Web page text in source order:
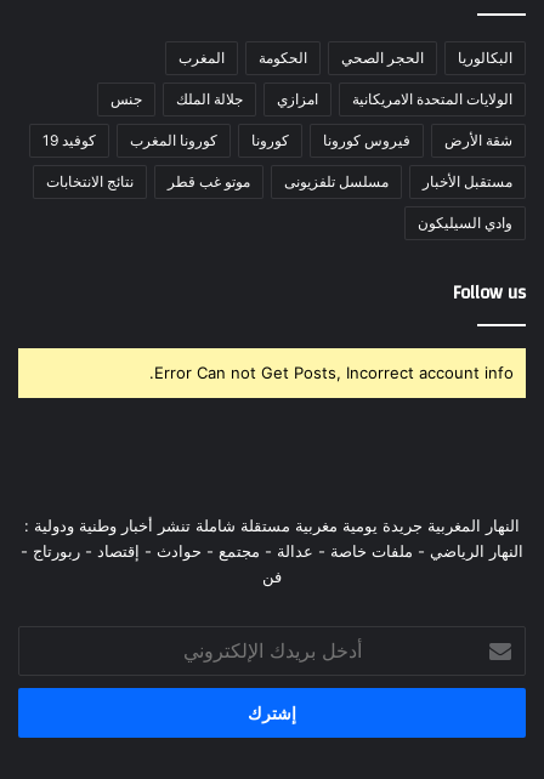
البكالوريا الحجر الصحي الحكومة المغرب
الولايات المتحدة الامريكانية امزازي جلالة الملك جنس
شقة الأرض فيروس كورونا كورونا كورونا المغرب كوفيد 19
مستقبل الأخبار مسلسل تلفزيونى موتو غب قطر نتائج الانتخابات
وادي السيليكون
Follow us
Error Can not Get Posts, Incorrect account info.
النهار المغربية جريدة يومية مغربية مستقلة شاملة تنشر أخبار وطنية ودولية :
النهار الرياضي - ملفات خاصة - عدالة - مجتمع - حوادث - إقتصاد - ربورتاج -
فن
بريدك
الإلكتروني